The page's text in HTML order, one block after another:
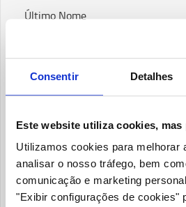
Consentir Detalhes
Este website utiliza cookies,
Utilizamos cookies para melhorar
analisar o nosso tráfego, bem
comunicação e marketing
"Exibir configurações de cookies"
Último Nome
Email
Empresa